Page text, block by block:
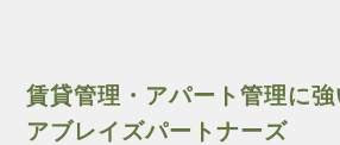
賃貸管理・アパート管理に強
アブレイズパートナーズ